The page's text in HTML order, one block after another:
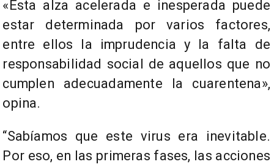
«Esta alza acelerada e inesperada puede
estar determinada por varios factores,
entre ellos la imprudencia y la falta de
responsabilidad social de aquellos que no
cumplen adecuadamente la cuarentena»,
opina.
“Sabíamos que este virus era inevitable.
Por eso, en las primeras fases, las acciones